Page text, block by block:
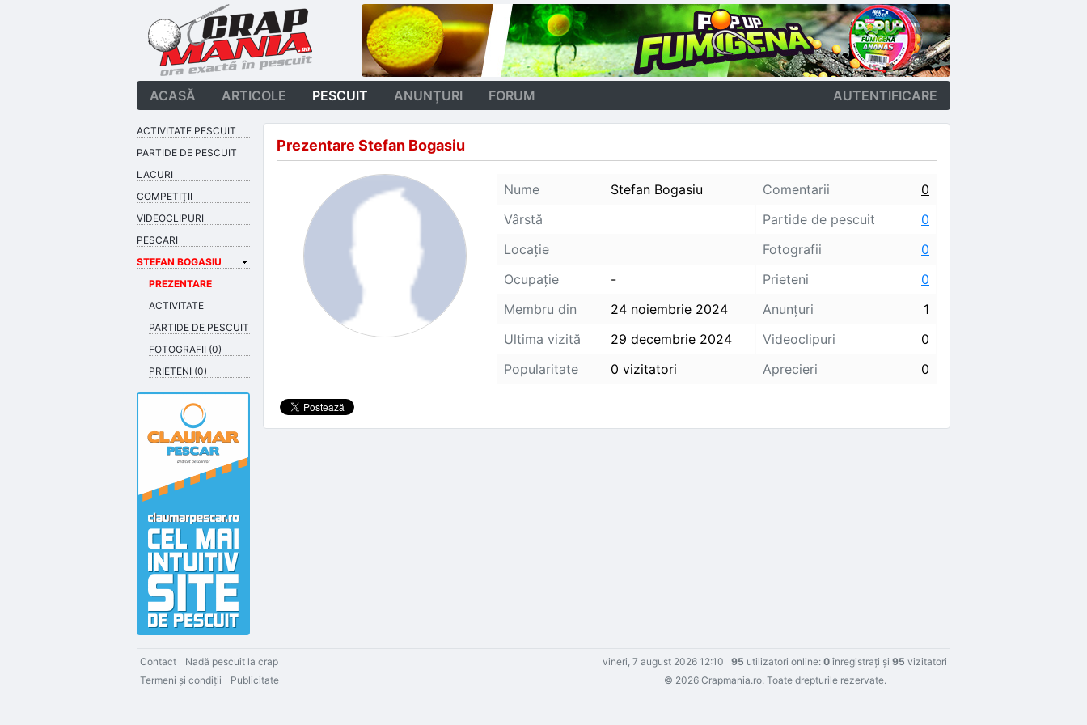
ACASĂ ARTICOLE PESCUIT ANUNŢURI FORUM AUTENTIFICARE
Prezentare Stefan Bogasiu
Nume
Stefan Bogasiu
Vârstă
Locaţie
Ocupaţie
-
Membru din
24 noiembrie 2024
Ultima vizită
29 decembrie 2024
Popularitate
0 vizitatori
Comentarii
0
Partide de pescuit
0
Fotografii
0
Prieteni
0
Anunţuri
1
Videoclipuri
0
Aprecieri
0
ACTIVITATE PESCUIT
PARTIDE DE PESCUIT
LACURI
COMPETIŢII
VIDEOCLIPURI
PESCARI
STEFAN BOGASIU
PREZENTARE
ACTIVITATE
PARTIDE DE PESCUIT
FOTOGRAFII (0)
PRIETENI (0)
Contact
Nadă pescuit la crap
Termeni şi condiţii
Publicitate
vineri, 7 august 2026 12:10 95 utilizatori online: 0 înregistraţi şi 95 vizitatori
© 2026 Crapmania.ro. Toate drepturile rezervate.